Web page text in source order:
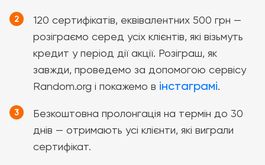
120 сертифікатів, еквівалентних 500 грн —
розіграємо серед усіх клієнтів, які візьмуть
кредит у період дії акції. Розіграш, як
завжди, проведемо за допомогою сервісу
Random.org і покажемо в інстаграмі.
Безкоштовна пролонгація на термін до 30
днів — отримають усі клієнти, які виграли
сертифікат.